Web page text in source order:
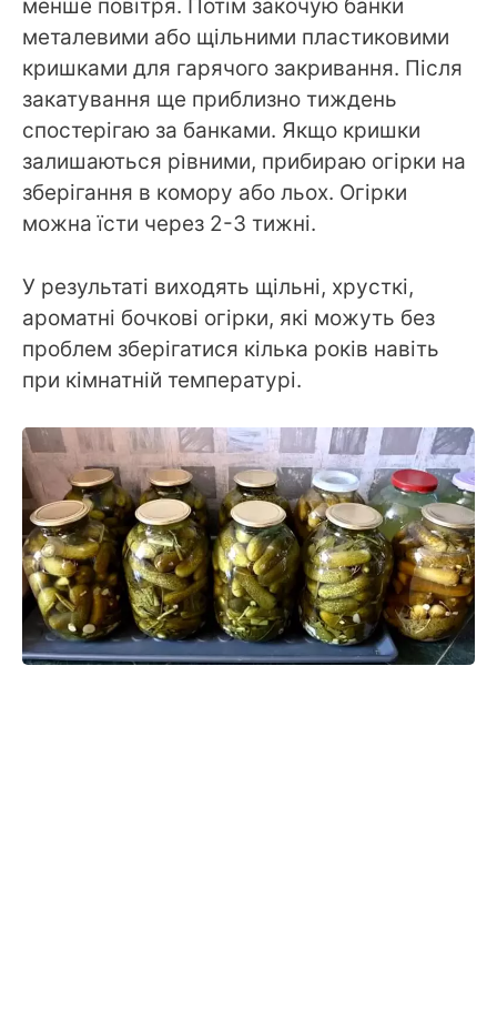
менше повітря. Потім закочую банки
металевими або щільними пластиковими
кришками для гарячого закривання. Після
закатування ще приблизно тиждень
спостерігаю за банками. Якщо кришки
залишаються рівними, прибираю огірки на
зберігання в комору або льох. Огірки
можна їсти через 2-3 тижні.
У результаті виходять щільні, хрусткі,
ароматні бочкові огірки, які можуть без
проблем зберігатися кілька років навіть
при кімнатній температурі.